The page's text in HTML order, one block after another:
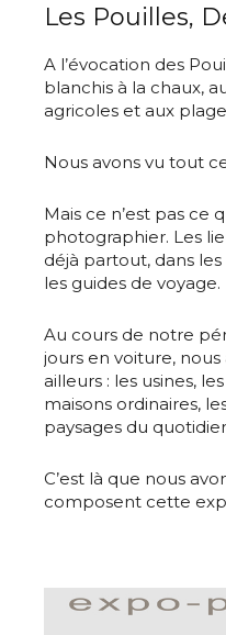
Les Pouilles,
A l’évocation des
blanchis à la chaux,
agricoles et aux
Nous avons vu tout
Mais ce n’est pas ce
photographier. Les
déjà partout, dans
les guides de voyage.
Au cours de notre
jours en voiture,
ailleurs : les usines,
maisons ordinaires,
paysages du
C’est là que nous
composent cette